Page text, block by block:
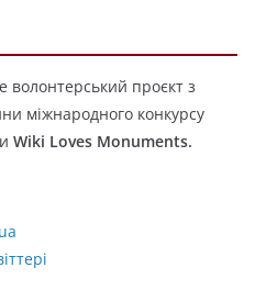
волонтерський проєкт з
міжнародного конкурсу
Wiki Loves Monuments.